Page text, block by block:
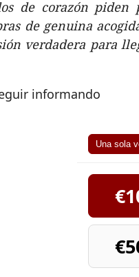
de corazón
de genuina
verdadera para
informando
Una sola